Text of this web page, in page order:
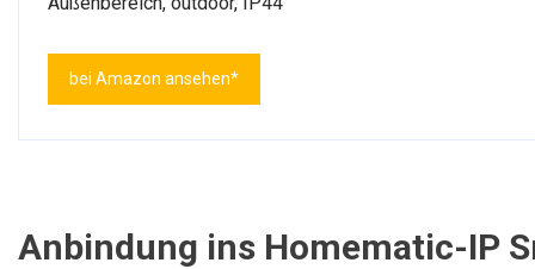
bei Amazon ansehen*
Anbindung ins Homematic-IP